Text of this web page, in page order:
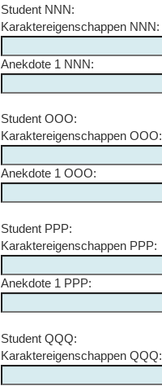
Student NNN:
Karaktereigenschappen NNN:
Anekdote 1 NNN:
Student OOO:
Karaktereigenschappen OOO:
Anekdote 1 OOO:
Student PPP:
Karaktereigenschappen PPP:
Anekdote 1 PPP:
Student QQQ:
Karaktereigenschappen QQQ: